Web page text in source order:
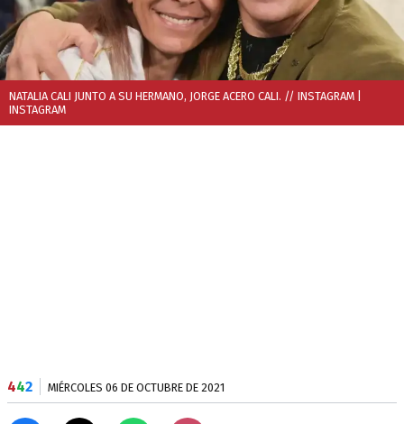
NATALIA CALI JUNTO A SU HERMANO, JORGE ACERO CALI. // INSTAGRAM
INSTAGRAM
442 MIÉRCOLES 06 DE OCTUBRE DE 2021